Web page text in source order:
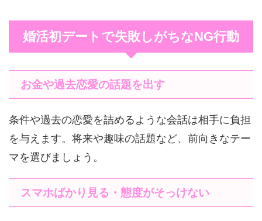
婚活初デートで失敗しがちなNG行動
お金や過去恋愛の話題を出す
条件や過去の恋愛を詰めるような会話は相手に負担
を与えます。将来や趣味の話題など、前向きなテー
マを選びましょう。
スマホばかり見る・態度がそっけない